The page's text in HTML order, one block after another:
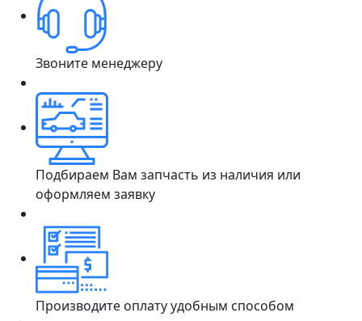
Звоните менеджеру
Подбираем Вам запчасть из наличия или
оформляем заявку
Производите оплату удобным способом